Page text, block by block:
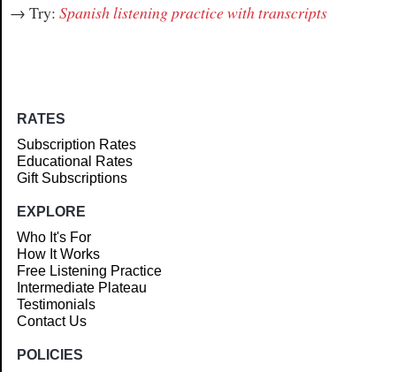
→ Try: Spanish listening practice with transcripts
RATES
Subscription Rates
Educational Rates
Gift Subscriptions
EXPLORE
Who It's For
How It Works
Free Listening Practice
Intermediate Plateau
Testimonials
Contact Us
POLICIES